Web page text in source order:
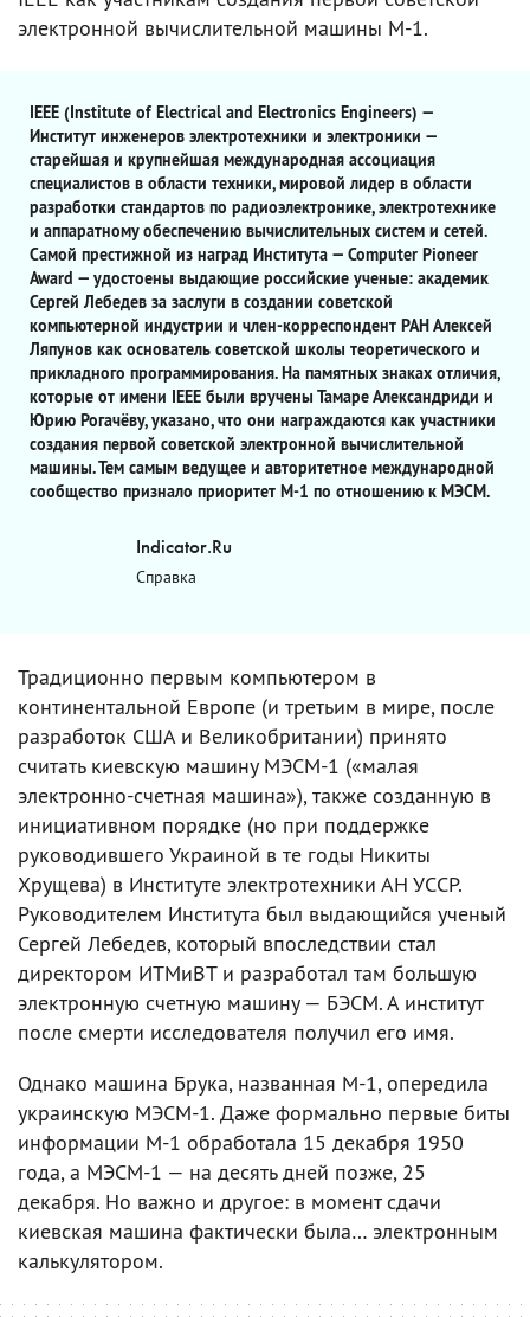
электронной вычислительной машины М-1.
IEEE (Institute of Electrical and Electronics Engineers) —
Институт инженеров электротехники и электроники —
старейшая и крупнейшая международная ассоциация
специалистов в области техники, мировой лидер в области
разработки стандартов по радиоэлектронике, электротехнике
и аппаратному обеспечению вычислительных систем и сетей.
Самой престижной из наград Института — Computer Pioneer
Award — удостоены выдающие российские ученые: академик
Сергей Лебедев за заслуги в создании советской
компьютерной индустрии и член-корреспондент РАН Алексей
Ляпунов как основатель советской школы теоретического и
прикладного программирования. На памятных знаках отличия,
которые от имени IEEE были вручены Тамаре Александриди и
Юрию Рогачёву, указано, что они награждаются как участники
создания первой советской электронной вычислительной
машины. Тем самым ведущее и авторитетное международной
сообщество признало приоритет М-1 по отношению к МЭСМ.
Indicator.Ru
Справка
Традиционно первым компьютером в
континентальной Европе (и третьим в мире, после
разработок США и Великобритании) принято
считать киевскую машину МЭСМ-1 («малая
электронно-счетная машина»), также созданную в
инициативном порядке (но при поддержке
руководившего Украиной в те годы Никиты
Хрущева) в Институте электротехники АН УССР.
Руководителем Института был выдающийся ученый
Сергей Лебедев, который впоследствии стал
директором ИТМиВТ и разработал там большую
электронную счетную машину — БЭСМ. А институт
после смерти исследователя получил его имя.
Однако машина Брука, названная М-1, опередила
украинскую МЭСМ-1. Даже формально первые биты
информации М-1 обработала 15 декабря 1950
года, а МЭСМ-1 — на десять дней позже, 25
декабря. Но важно и другое: в момент сдачи
киевская машина фактически была… электронным
калькулятором.